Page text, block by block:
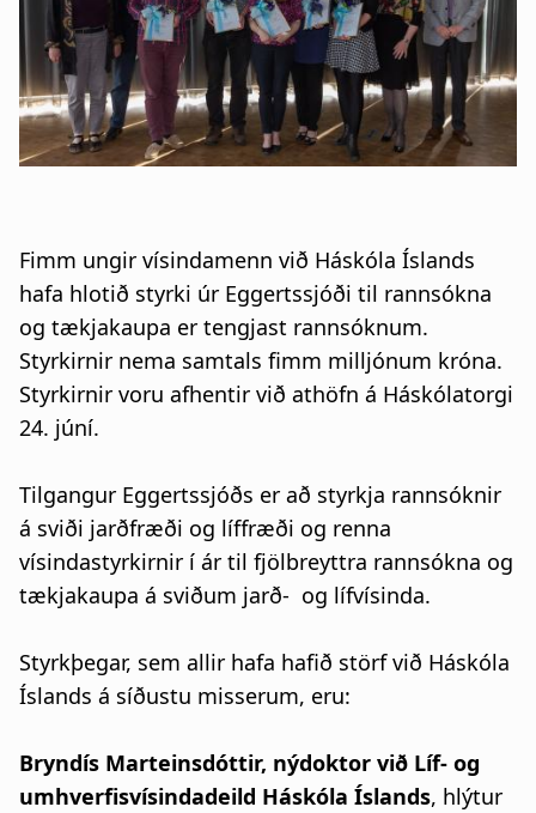
a
t
i
o
a
r
s
ð
Fimm ungir vísindamenn við Háskóla Íslands
hafa hlotið styrki úr Eggertssjóði til rannsókna
og tækjakaupa er tengjast rannsóknum.
Styrkirnir nema samtals fimm milljónum króna.
Styrkirnir voru afhentir við athöfn á Háskólatorgi
24. júní.
Tilgangur Eggertssjóðs er að styrkja rannsóknir
á sviði jarðfræði og líffræði og renna
vísindastyrkirnir í ár til fjölbreyttra rannsókna og
tækjakaupa á sviðum jarð- og lífvísinda.
Styrkþegar, sem allir hafa hafið störf við Háskóla
Íslands á síðustu misserum, eru:
Bryndís Marteinsdóttir, nýdoktor við Líf- og
umhverfisvísindadeild Háskóla Íslands, hlýtur